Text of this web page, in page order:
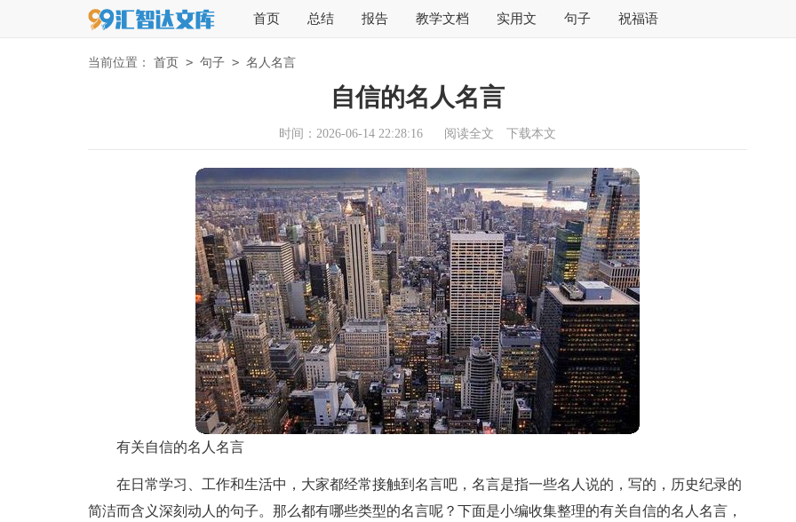
首页 总结 报告 教学文档 实用文 句子 祝福语
当前位置： 首页 > 句子 > 名人名言
自信的名人名言
时间：2026-06-14 22:28:16 阅读全文 下载本文
有关自信的名人名言
在日常学习、工作和生活中，大家都经常接触到名言吧，名言是指一些名人说的，写的，历史纪录的
简洁而含义深刻动人的句子。那么都有哪些类型的名言呢？下面是小编收集整理的有关自信的名人名言，